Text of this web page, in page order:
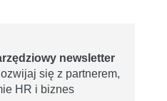
newsletter
się z partnerem,
HR i biznes